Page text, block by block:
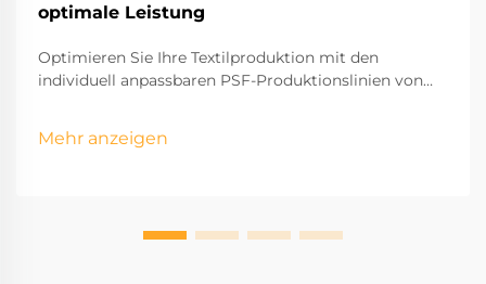
optimale Leistung
Optimieren Sie Ihre Textilproduktion mit den
individuell anpassbaren PSF-Produktionslinien von
Entdecken Sie unsere Lösungen noch heute.
Mehr anzeigen